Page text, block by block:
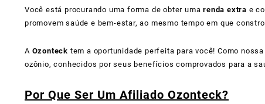
Você está procurando uma forma de obter umarenda extra e
promovem saúde e bem-estar, ao mesmo tempo em que
A Ozonteck tem a oportunidade perfeita para você! Como nossa
ozônio, conhecidos por seus benefícios comprovados para a
Por Que Ser Um Afiliado Ozonteck?